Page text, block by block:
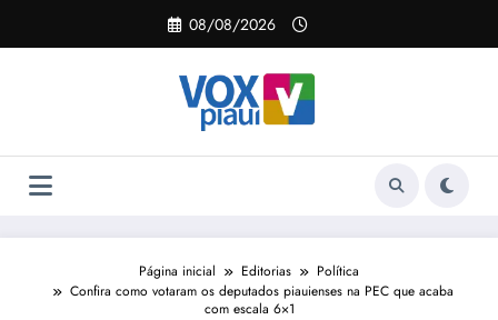
o
08/08/2026
Página inicial Editorias
Política
Confira como votaram os deputados piauienses na PEC que acaba
com escala 6×1